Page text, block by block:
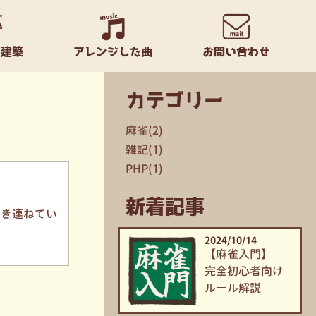
築 アレンジした曲 お問い合わせ
連ねてい
カテゴリー
麻雀(2)
雑記(1)
PHP(1)
新着記事
2024/10/14
【麻雀入門】
完全初心者向け
ルール解説